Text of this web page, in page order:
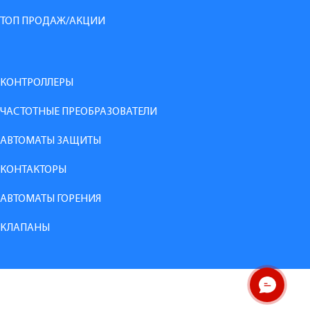
ТОП ПРОДАЖ/АКЦИИ
КОНТРОЛЛЕРЫ
ЧАСТОТНЫЕ ПРЕОБРАЗОВАТЕЛИ
АВТОМАТЫ ЗАЩИТЫ
КОНТАКТОРЫ
АВТОМАТЫ ГОРЕНИЯ
КЛАПАНЫ
ОНЛАЙН ЧАТ